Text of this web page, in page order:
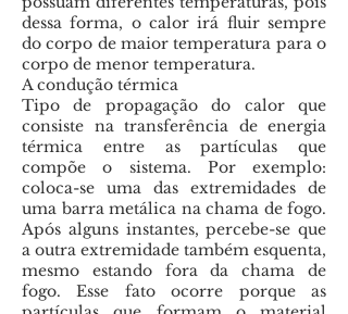
dessa forma, o calor irá fluir sempre
do corpo de maior temperatura para o
corpo de menor temperatura.
A condução térmica
Tipo de propagação do calor que
consiste na transferência de energia
térmica entre as partículas que
compõe o sistema. Por exemplo:
coloca-se uma das extremidades de
uma barra metálica na chama de fogo.
Após alguns instantes, percebe-se que
a outra extremidade também esquenta,
mesmo estando fora da chama de
fogo. Esse fato ocorre porque as